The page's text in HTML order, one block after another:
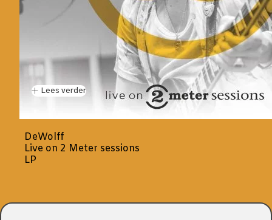
Lees verder
DeWolff
Live on 2 Meter sessions
LP